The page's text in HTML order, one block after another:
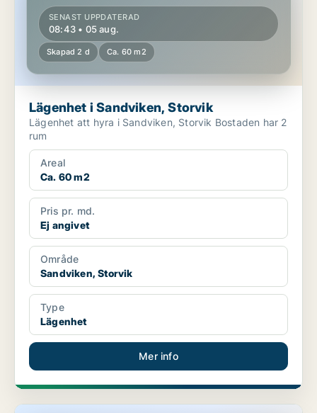
SENAST UPPDATERAD
08:43 • 05 aug.
Skapad 2 d Ca. 60 m2
Lägenhet i Sandviken, Storvik
Lägenhet att hyra i Sandviken, Storvik Bostaden har 2
rum
Areal
Ca. 60 m2
Pris pr. md.
Ej angivet
Område
Sandviken, Storvik
Type
Lägenhet
Mer info